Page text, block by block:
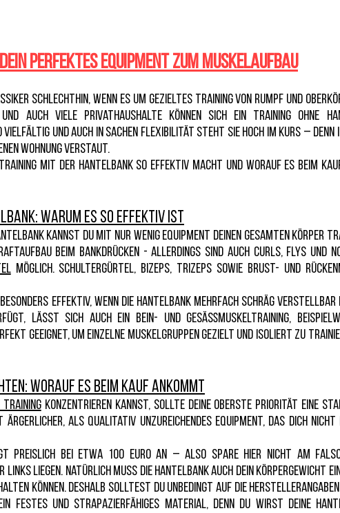
perfektes Equipment zum Muskelaufbau
schlechthin, wenn es um gezieltes Training von Rumpf und
und auch viele Privathaushalte können sich ein Training ohne
vielfältig und auch in Sachen Flexibilität steht sie hoch im Kurs –
Wohnung verstaut.
mit der Hantelbank so effektiv macht und worauf es beim
Warum es so effektiv ist
kannst du mit nur wenig Equipment deinen gesamten Körper
beim Bankdrücken - allerdings sind auch Curls, Flys und
möglich. Schultergürtel, Bizeps, Trizeps sowie Brust- und
effektiv, wenn die Hantelbank mehrfach schräg verstellbar
lässt sich auch ein Bein- und Gesäßmuskeltraining,
geeignet, um einzelne Muskelgruppen gezielt und isoliert zu
Worauf es beim Kauf ankommt
Trainingkonzentrieren kannst, sollte deine oberste Priorität eine
ärgerlicher, als qualitativ unzureichendes Equipment, das dich
preislich bei etwa 100 Euro an – also spare hier nicht am
links liegen. Natürlich muss die Hantelbank auch dein Körpergewicht
können. Deshalb solltest du unbedingt auf die
festes und strapazierfähiges Material, denn du wirst deine